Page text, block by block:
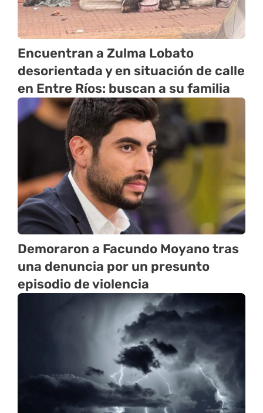
Encuentran a Zulma Lobato
desorientada y en situación de calle
en Entre Ríos: buscan a su familia
Demoraron a Facundo Moyano tras
una denuncia por un presunto
episodio de violencia